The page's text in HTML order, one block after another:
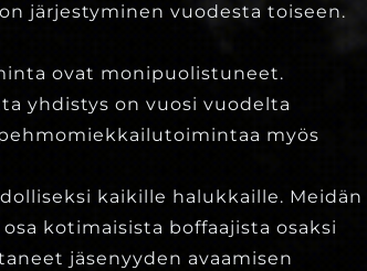
järjestyminen vuodesta toiseen.
ovat monipuolistuneet.
yhdistys on vuosi vuodelta
myös
kaikille halukkaille. Meidän
kotimaisista boffaajista osaksi
jäsenyyden avaamisen